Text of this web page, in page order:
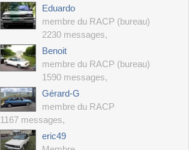
Eduardo
membre du RACP (bureau)
2230 messages,
Benoit
membre du RACP (bureau)
1590 messages,
Gérard-G
membre du RACP
1167 messages,
eric49